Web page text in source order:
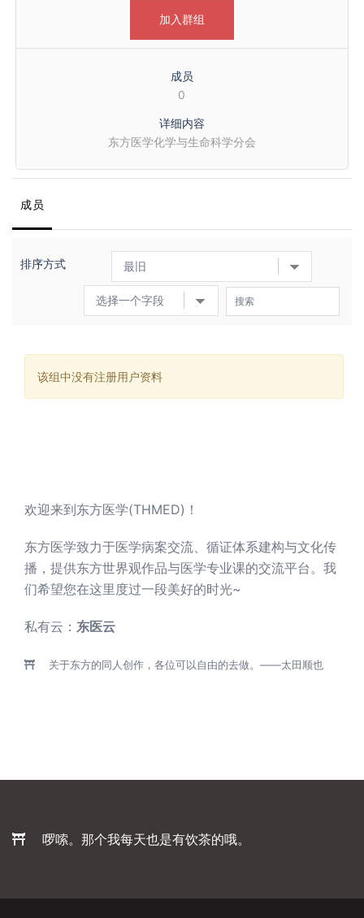
加入群组
成员
0
详细内容
东方医学化学与生命科学分会
成员
排序方式
该组中没有注册用户资料
欢迎来到东方医学(THMED)！
东方医学致力于医学病案交流、循证体系建构与文化传
播，提供东方世界观作品与医学专业课的交流平台。我
们希望您在这里度过一段美好的时光~
私有云： 东医云
关于东方的同人创作，各位可以自由的去做。——太田顺也
啰嗦。那个我每天也是有饮茶的哦。